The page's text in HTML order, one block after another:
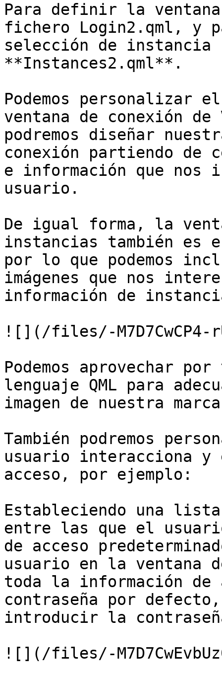
Para definir la ventana
fichero Login2.qml, y
selección de instancia
**Instances2.qml**.
Podemos personalizar
ventana de conexión
podremos diseñar
conexión partiendo de
e información que nos
usuario.
De igual forma, la
instancias también es
por lo que podemos
imágenes que nos
información de
![](/files/-M7D7CwCP4-
Podemos aprovechar
lenguaje QML para
imagen de nuestra
También podremos
usuario interacciona
acceso, por ejemplo:
Estableciendo una
entre las que el
de acceso
usuario en la ventana
toda la información de
contraseña por
introducir la
![](/files/-